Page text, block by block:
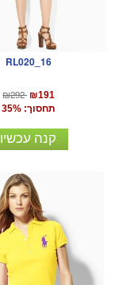
RL020_16
₪292 ₪191
תחסוך: 35%
קנה עכשיו